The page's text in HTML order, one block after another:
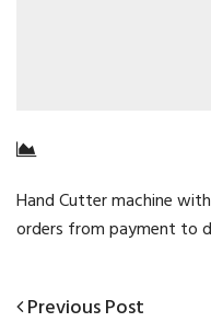
Hand Cutter machine
orders from payment to
Previous
Previous Post